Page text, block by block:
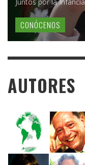
CONÓCENOS
AUTORES